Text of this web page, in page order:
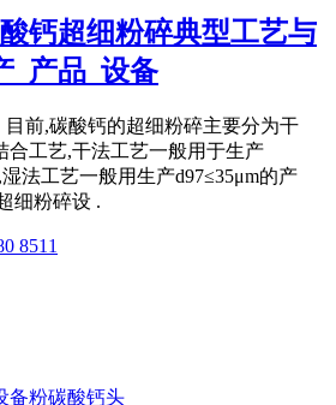
钙超细粉碎典型工艺与
_产品_设备
目前,碳酸钙的超细粉碎主要分为干
合工艺,干法工艺一般用于生产
法工艺一般用生产d97≤35μm的产
细粉碎设 .
8511
备粉碳酸钙头